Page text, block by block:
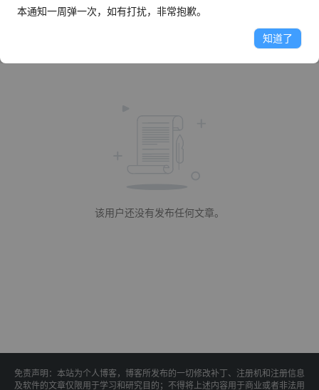
该用户还没有发布任何文章。
免责声明：本站为个人博客，博客所发布的一切修改补丁、注册机和注册信息
及软件的文章仅限用于学习和研究目的；不得将上述内容用于商业或者非法用
本通知一周弹一次，如有打扰，非常抱歉。
知道了